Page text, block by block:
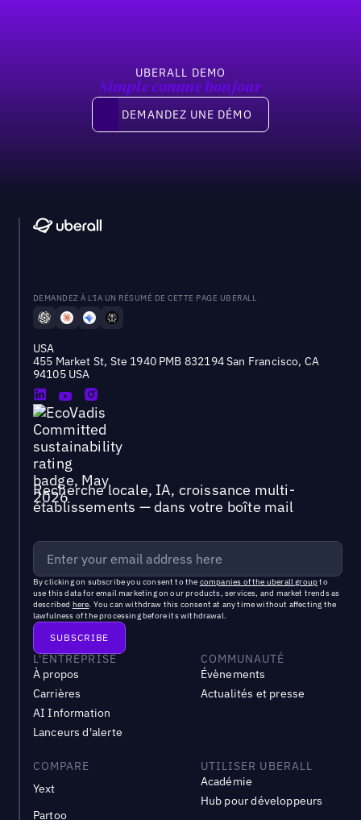
UBERALL DEMO
Simple comme bonjour
Demandez une démo
DEMANDEZ UNE DÉMO
DEMANDEZ À L'IA UN RÉSUMÉ DE CETTE PAGE UBERALL
USA
455 Market St, Ste 1940 PMB 832194 San Francisco, CA
94105 USA
Recherche locale, IA, croissance multi-
établissements — dans votre boîte mail
By clicking on subscribe you consent to the companies of the uberall groupto
use this data for email marketing on our products, services, and market trends as
described here. You can withdraw this consent at any time without affecting the
lawfulness of the processing before its withdrawal.
L'ENTREPRISE
À propos
Carrières
AI Information
Lanceurs d'alerte
COMMUNAUTÉ
Évènements
Actualités et presse
COMPARE
Yext
Partoo
UTILISER UBERALL
Académie
Hub pour développeurs